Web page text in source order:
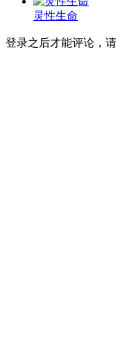
灵性生命
登录之后才能评论，